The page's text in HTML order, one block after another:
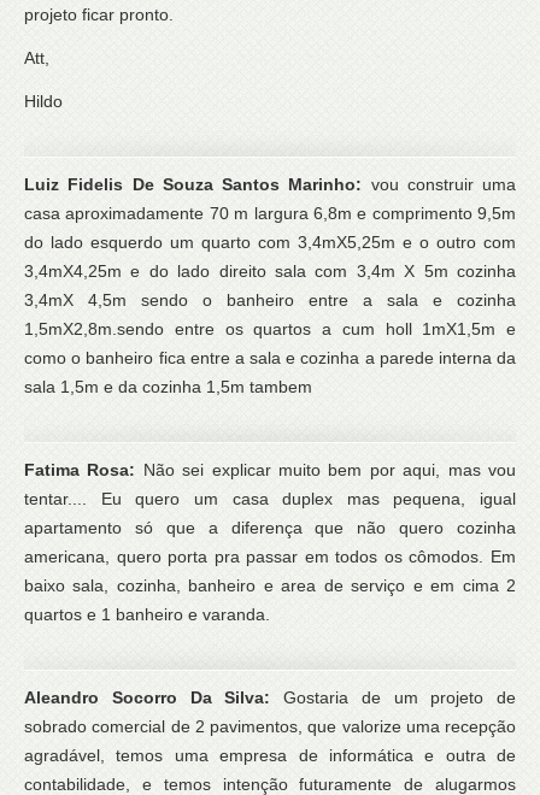
projeto ficar pronto.
Att,
Hildo
Luiz Fidelis De Souza Santos Marinho: vou construir uma
casa aproximadamente 70 m largura 6,8m e comprimento 9,5m
do lado esquerdo um quarto com 3,4mX5,25m e o outro com
3,4mX4,25m e do lado direito sala com 3,4m X 5m cozinha
3,4mX 4,5m sendo o banheiro entre a sala e cozinha
1,5mX2,8m.sendo entre os quartos a cum holl 1mX1,5m e
como o banheiro fica entre a sala e cozinha a parede interna da
sala 1,5m e da cozinha 1,5m tambem
Fatima Rosa: Não sei explicar muito bem por aqui, mas vou
tentar.... Eu quero um casa duplex mas pequena, igual
apartamento só que a diferença que não quero cozinha
americana, quero porta pra passar em todos os cômodos. Em
baixo sala, cozinha, banheiro e area de serviço e em cima 2
quartos e 1 banheiro e varanda.
Aleandro Socorro Da Silva: Gostaria de um projeto de
sobrado comercial de 2 pavimentos, que valorize uma recepção
agradável, temos uma empresa de informática e outra de
contabilidade, e temos intenção futuramente de alugarmos